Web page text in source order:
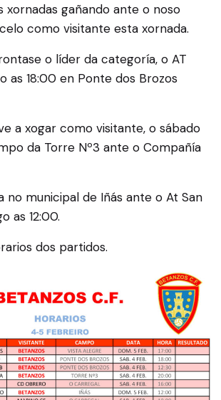
xornadas gañando ante o noso
como visitante esta xornada.
o líder da categoría, o AT
as 18:00 en Ponte dos Brozos
a xogar como visitante, o sábado
da Torre Nº3 ante o Compañía
no municipal de Iñás ante o At San
as 12:00.
dos partidos.